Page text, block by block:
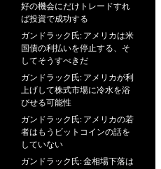
好の機会にだけトレードすれ
ば投資で成功する
ガンドラック氏: アメリカは米
国債の利払いを停止する、そ
してそうすべきだ
ガンドラック氏: アメリカが利
上げして株式市場に冷水を浴
びせる可能性
ガンドラック氏: アメリカの若
者はもうビットコインの話を
していない
ガンドラック氏: 金相場下落は